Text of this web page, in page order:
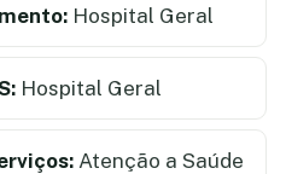
Hospital Geral
Hospital Geral
Atenção a Saúde